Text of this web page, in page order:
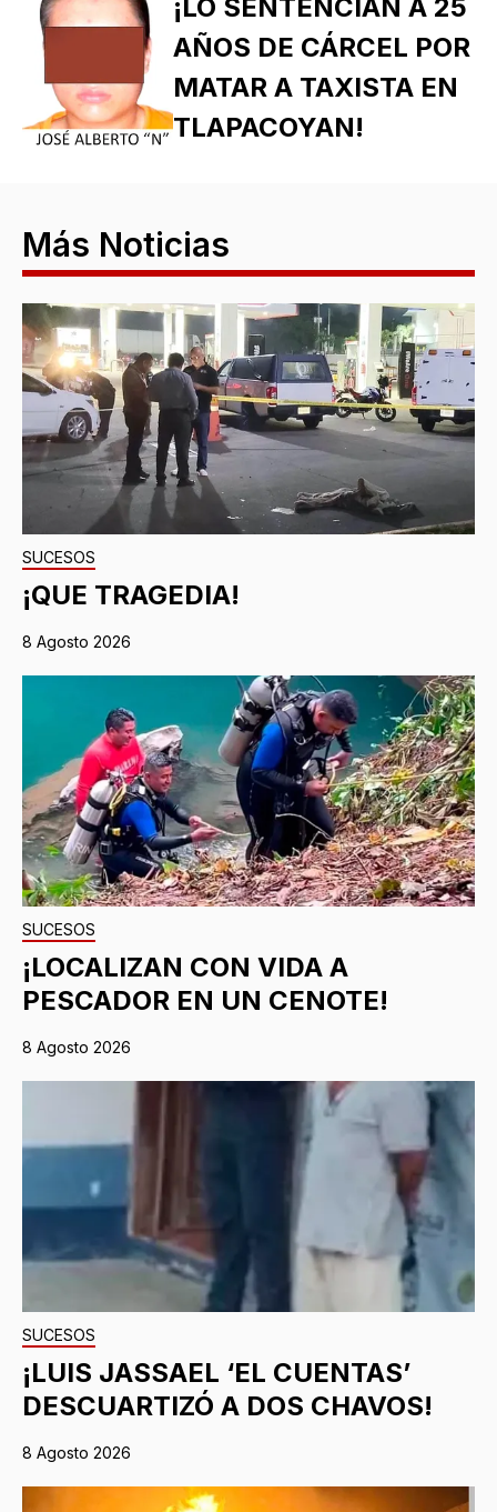
¡LO SENTENCIAN A 25
AÑOS DE CÁRCEL POR
MATAR A TAXISTA EN
TLAPACOYAN!
Más Noticias
SUCESOS
¡QUE TRAGEDIA!
8 Agosto 2026
SUCESOS
¡LOCALIZAN CON VIDA A
PESCADOR EN UN CENOTE!
8 Agosto 2026
SUCESOS
¡LUIS JASSAEL ‘EL CUENTAS’
DESCUARTIZÓ A DOS CHAVOS!
8 Agosto 2026